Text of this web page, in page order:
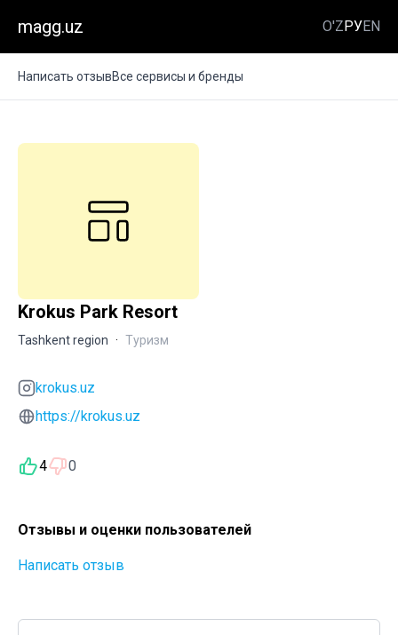
magg.uz O'ZРУEN
Написать отзывВсе сервисы и бренды
Krokus Park Resort
Tashkent region · Туризм
krokus.uz
https://krokus.uz
4 0
Отзывы и оценки пользователей
Написать отзыв